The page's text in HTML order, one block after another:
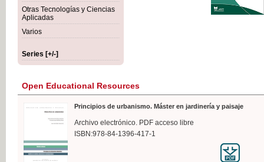
Otras Tecnologías y Ciencias
Aplicadas
Varios
Series [+/-]
Open Educational Resources
Principios de urbanismo. Máster en jardinería y paisaje
Archivo electrónico. PDF acceso libre
ISBN:978-84-1396-417-1